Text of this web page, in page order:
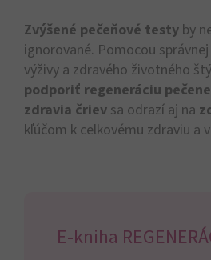
Zvýšené pečeňové testy by
ignorované. Pomocou
výživy a zdravého životného
podporiť regeneráciu pečene
zdravia čriev sa odrazí aj na
kľúčom k celkovému zdraviu a
E-kniha